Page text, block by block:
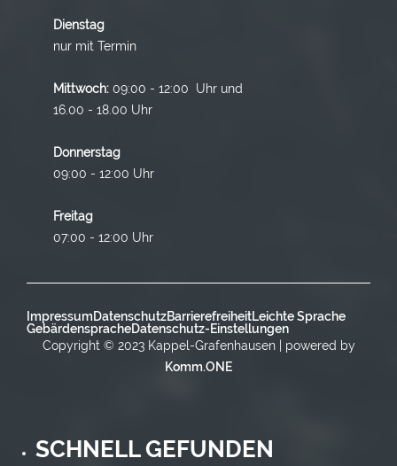
Dienstag
nur mit Termin
Mittwoch: 09:00 - 12:00 Uhr und
16.00 - 18.00 Uhr
Donnerstag
09:00 - 12:00 Uhr
Freitag
07:00 - 12:00 Uhr
ImpressumDatenschutzBarrierefreiheitLeichte Sprache
GebärdenspracheDatenschutz-Einstellungen
Copyright © 2023 Kappel-Grafenhausen | powered by
Komm.ONE
SCHNELL GEFUNDEN